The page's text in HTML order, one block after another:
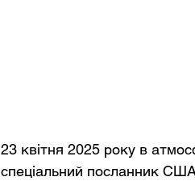
23 квітня 2025 року в
спеціальний посланник